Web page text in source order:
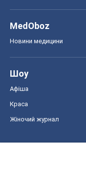
MedOboz
Новини медицини
Шоу
Афіша
Краса
Жіночий журнал